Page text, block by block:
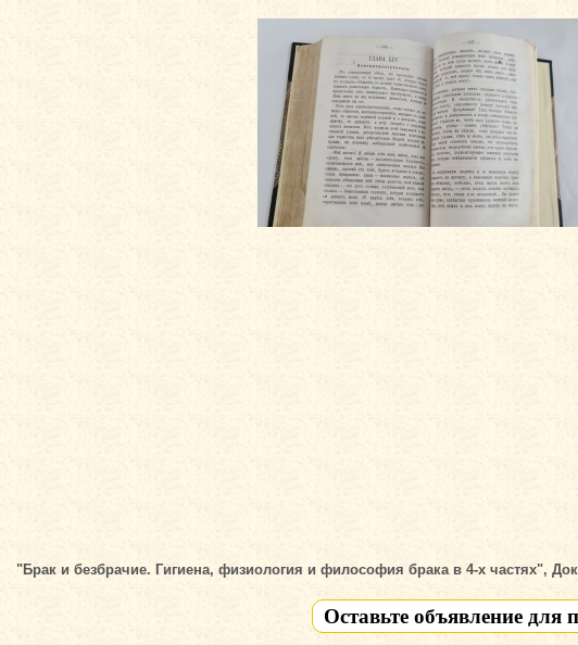
"Брак и безбрачие. Гигиена, физиология и философия брака в 4-х частях",
Оставьте объявление для